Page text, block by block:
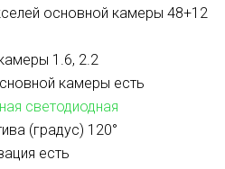
основной камеры 48+12
1.6, 2.2
камеры есть
светодиодная
(градус) 120°
есть